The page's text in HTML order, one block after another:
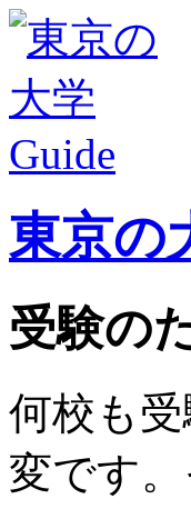
東京の
受験の
何校も
変です